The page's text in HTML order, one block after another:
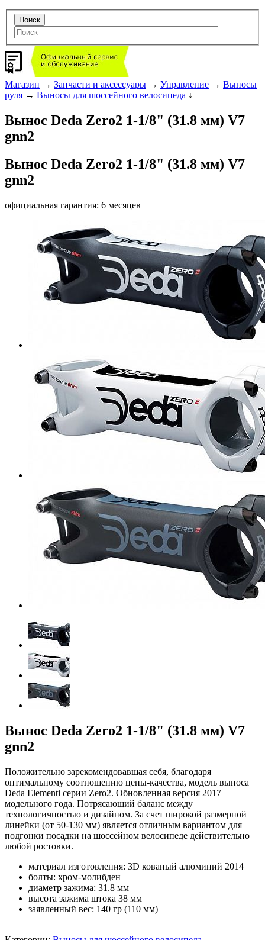
Магазин → Запчасти и аксессуары → Управление → Выносы
руля → Выносы для шоссейного велосипеда ↓
Вынос Deda Zero2 1-1/8" (31.8 мм) V7
gnn2
Вынос Deda Zero2 1-1/8" (31.8 мм) V7
gnn2
официальная гарантия: 6 месяцев
Вынос Deda Zero2 1-1/8" (31.8 мм) V7
gnn2
Положительно зарекомендовавшая себя, благодаря
оптимальному соотношению цены-качества, модель выноса
Deda Elementi серии Zero2. Обновленная версия 2017
модельного года. Потрясающий баланс между
технологичностью и дизайном. За счет широкой размерной
линейки (от 50-130 мм) является отличным вариантом для
подгонки посадки на шоссейном велосипеде действительно
любой ростовки.
материал изготовления: 3D кованый алюминий 2014
болты: хром-молибден
диаметр зажима: 31.8 мм
высота зажима штока 38 мм
заявленный вес: 140 гр (110 мм)